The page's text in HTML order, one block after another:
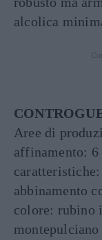
alcolica
Aree di
affinamento:
abbinamento
colore: rubino